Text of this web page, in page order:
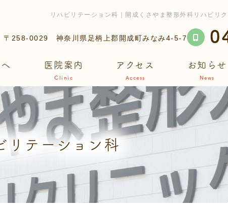
リハビリテーション科｜開成くさやま整形外科リハビリ
〒258-0029 神奈川県足柄上郡開成町みなみ4-5-7
医院案内
Clinic
アクセス
Access
お知らせ
News
リテーション科